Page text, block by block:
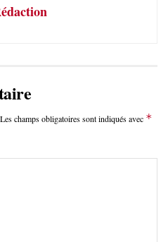
Les champs obligatoires sont indiqués avec *